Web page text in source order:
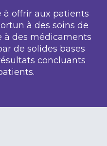
à offrir aux patients
à des soins de
à des médicaments
de solides bases
concluants